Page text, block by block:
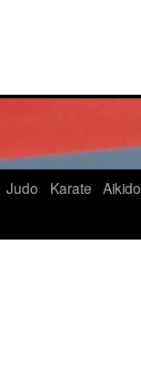
Judo Karate Aikido